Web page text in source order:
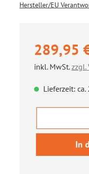
Hersteller/EU
289,95
inkl. MwSt.zzgl.
Lieferzeit: ca.
Produkt
In